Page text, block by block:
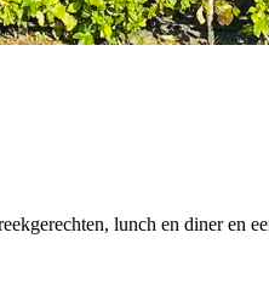
lunch en diner en